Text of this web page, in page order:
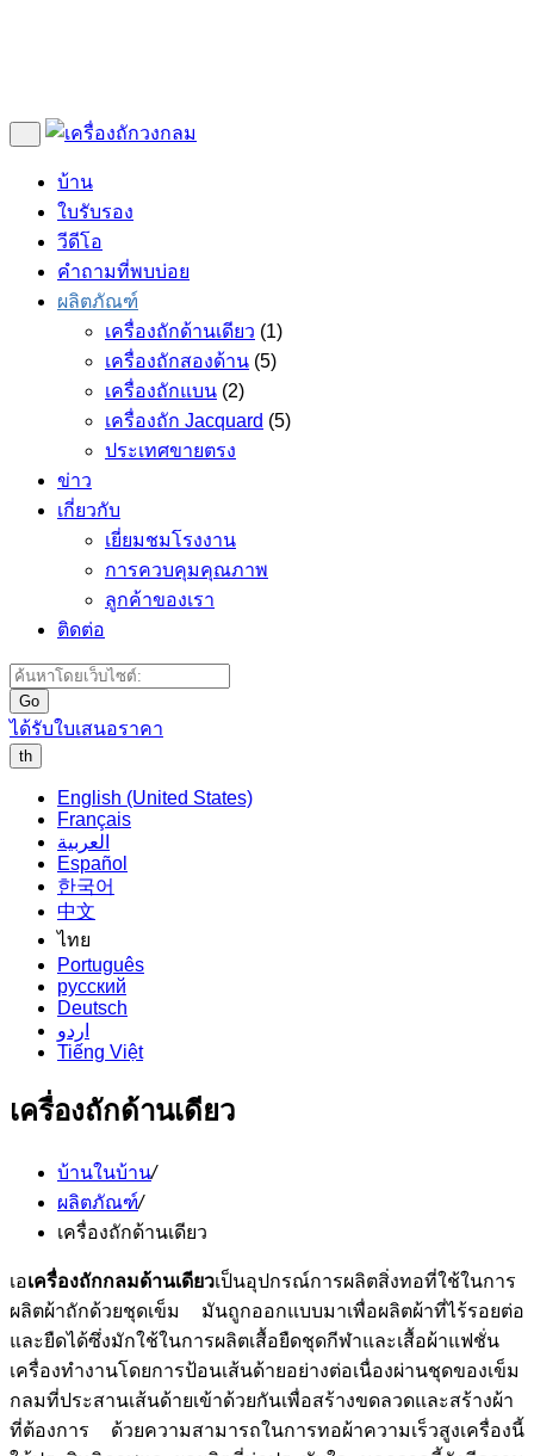
บ้าน
ใบรับรอง
วีดีโอ
คำถามที่พบบ่อย
ผลิตภัณฑ์
เครื่องถักด้านเดียว (1)
เครื่องถักสองด้าน (5)
เครื่องถักแบน (2)
เครื่องถัก Jacquard (5)
ประเทศขายตรง
ข่าว
เกี่ยวกับ
เยี่ยมชมโรงงาน
การควบคุมคุณภาพ
ลูกค้าของเรา
ติดต่อ
Go
ได้รับใบเสนอราคา
th
English (United States)
Français
العربية
Español
한국어
中文
ไทย
Português
русский
Deutsch
اردو
Tiếng Việt
เครื่องถักด้านเดียว
บ้านในบ้าน/
ผลิตภัณฑ์/
เครื่องถักด้านเดียว
เอเครื่องถักกลมด้านเดียวเป็นอุปกรณ์การผลิตสิ่งทอที่ใช้ในการ
ผลิตผ้าถักด้วยชุดเข็ม มันถูกออกแบบมาเพื่อผลิตผ้าที่ไร้รอยต่อ
และยืดได้ซึ่งมักใช้ในการผลิตเสื้อยืดชุดกีฬาและเสื้อผ้าแฟชั่น
เครื่องทำงานโดยการป้อนเส้นด้ายอย่างต่อเนื่องผ่านชุดของเข็ม
กลมที่ประสานเส้นด้ายเข้าด้วยกันเพื่อสร้างขดลวดและสร้างผ้า
ที่ต้องการ ด้วยความสามารถในการทอผ้าความเร็วสูงเครื่องนี้